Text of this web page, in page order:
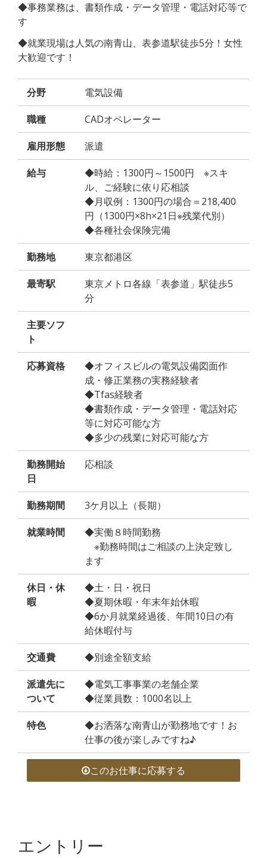
◆事務業務は、書類作成・データ管理・電話対応等で
す
◆就業現場は人気の南青山、表参道駅徒歩5分！女性
大歓迎です！
分野 電気設備
職種 CADオペレーター
雇用形態 派遣
給与
◆時給：1300円～1500円 ※スキ
ル、ご経験に依り応相談
◆月収例：1300円の場合＝218,400
円（1300円×8h×21日※残業代別）
◆各種社会保険完備
勤務地 東京都港区
最寄駅
東京メトロ各線「表参道」駅徒歩5
分
主要ソフ
ト
応募資格
◆オフィスビルの電気設備図面作
成・修正業務の実務経験者
◆Tfas経験者
◆書類作成・データ管理・電話対応
等に対応可能な方
◆多少の残業に対応可能な方
勤務開始
日
応相談
勤務期間 3ケ月以上（長期）
就業時間
◆実働８時間勤務
※勤務時間はご相談の上決定致し
ます
休日・休
暇
◆土・日・祝日
◆夏期休暇・年末年始休暇
◆6か月就業経過後、年間10日の有
給休暇付与
交通費 ◆別途全額支給
派遣先に
ついて
◆電気工事事業の老舗企業
◆従業員数：1000名以上
特色
◆お洒落な南青山が勤務地です！お
仕事の後が楽しみですね♪
このお仕事に応募する
エントリー